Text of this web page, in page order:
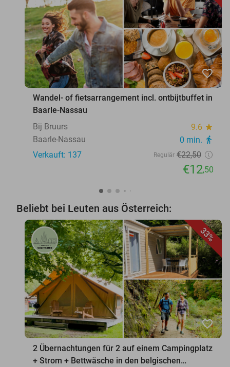
favorite_border
Wandel- of fietsarrangement incl. ontbijtbuffet in
Baarle-Nassau
Bij Bruurs
9.6 star
Baarle-Nassau 0 min. directions_walk
Verkauft: 137 Regulär €22,50
€12,50
Beliebt bei Leuten aus Österreich:
33%
favorite_border
2 Übernachtungen für 2 auf einem Campingplatz
+ Strom + Bettwäsche in den belgischen